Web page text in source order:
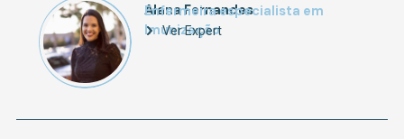
Alana Fernandes
Enfermeira especialista em
Imunização
Ver Expert